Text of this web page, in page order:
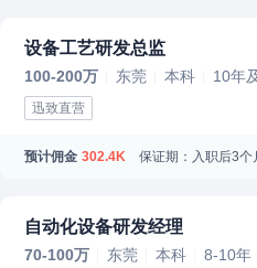
设备工艺研发总监
100-200万 东莞 本科 10年
迅致直营
预计佣金 302.4K 保证期：入职后3个
自动化设备研发经理
70-100万 东莞 本科 8-10年